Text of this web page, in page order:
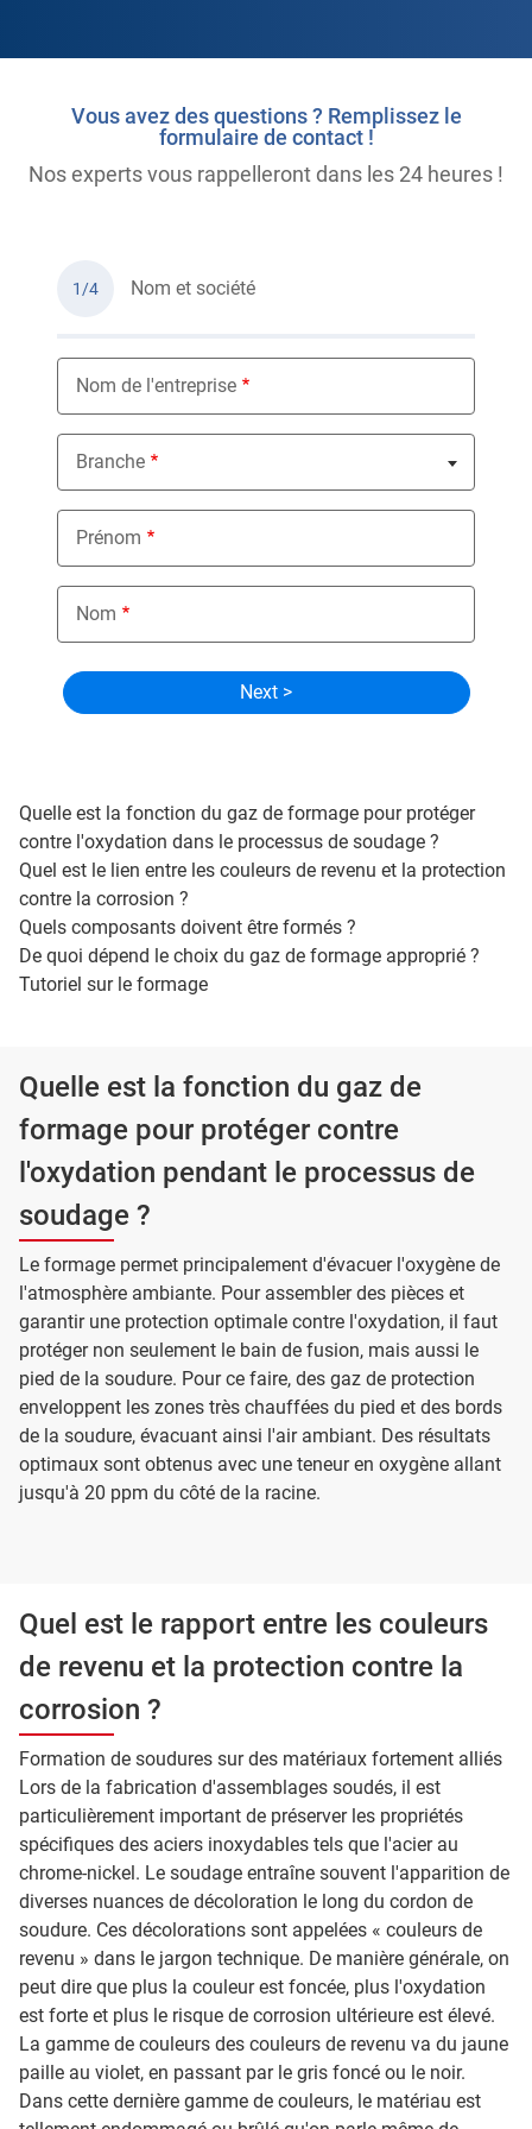
Quelle est la fonction du gaz de formage pour protéger
contre l'oxydation dans le processus de soudage ?
Quel est le lien entre les couleurs de revenu et la protection
contre la corrosion ?
Quels composants doivent être formés ?
De quoi dépend le choix du gaz de formage approprié ?
Tutoriel sur le formage
Quelle est la fonction du gaz de
formage pour protéger contre
l'oxydation pendant le processus de
soudage ?
Le formage permet principalement d'évacuer l'oxygène de
l'atmosphère ambiante. Pour assembler des pièces et
garantir une protection optimale contre l'oxydation, il faut
protéger non seulement le bain de fusion, mais aussi le
pied de la soudure. Pour ce faire, des gaz de protection
enveloppent les zones très chauffées du pied et des bords
de la soudure, évacuant ainsi l'air ambiant. Des résultats
optimaux sont obtenus avec une teneur en oxygène allant
jusqu'à 20 ppm du côté de la racine.
Quel est le rapport entre les couleurs
de revenu et la protection contre la
corrosion ?
Formation de soudures sur des matériaux fortement alliés
Lors de la fabrication d'assemblages soudés, il est
particulièrement important de préserver les propriétés
spécifiques des aciers inoxydables tels que l'acier au
chrome-nickel. Le soudage entraîne souvent l'apparition de
diverses nuances de décoloration le long du cordon de
soudure. Ces décolorations sont appelées « couleurs de
revenu » dans le jargon technique. De manière générale, on
peut dire que plus la couleur est foncée, plus l'oxydation
est forte et plus le risque de corrosion ultérieure est élevé.
La gamme de couleurs des couleurs de revenu va du jaune
paille au violet, en passant par le gris foncé ou le noir.
Dans cette dernière gamme de couleurs, le matériau est
Vous avez des questions ? Remplissez le
formulaire de contact !
Nos experts vous rappelleront dans les 24 heures !
1/4 Nom et société
Nom de l'entreprise
Branche
Nothing selected
Prénom
Nom